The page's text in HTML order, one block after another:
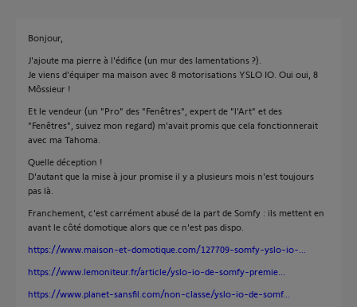
Bonjour,
J'ajoute ma pierre à l'édifice (un mur des lamentations ?).
Je viens d'équiper ma maison avec 8 motorisations YSLO IO. Oui oui, 8
Môssieur !
Et le vendeur (un "Pro" des "Fenêtres", expert de "l'Art" et des
"Fenêtres", suivez mon regard) m'avait promis que cela fonctionnerait
avec ma Tahoma.
Quelle déception !
D'autant que la mise à jour promise il y a plusieurs mois n'est toujours
pas là.
Franchement, c'est carrément abusé de la part de Somfy : ils mettent en
avant le côté domotique alors que ce n'est pas dispo.
https://www.maison-et-domotique.com/127709-somfy-yslo-io-...
https://www.lemoniteur.fr/article/yslo-io-de-somfy-premie...
https://www.planet-sansfil.com/non-classe/yslo-io-de-somf...